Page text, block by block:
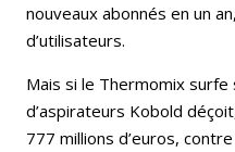
nouveaux abonnés en un
d’utilisateurs.
Mais si le Thermomix surfe
d’aspirateurs Kobold
777 millions d’euros,